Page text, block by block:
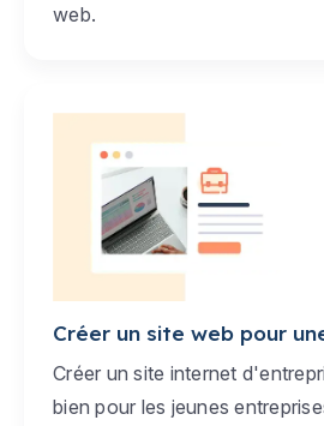
web.
Créer un site web pour
Créer un site internet
bien pour les jeunes